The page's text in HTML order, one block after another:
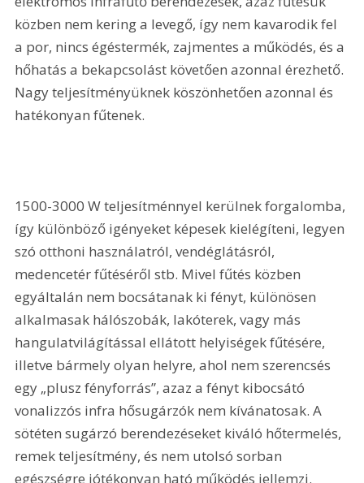
közben nem kering a levegő, így nem kavarodik fel
a por, nincs égéstermék, zajmentes a működés, és a
hőhatás a bekapcsolást követően azonnal érezhető.
Nagy teljesítményüknek köszönhetően azonnal és
hatékonyan fűtenek.
1500-3000 W teljesítménnyel kerülnek forgalomba,
így különböző igényeket képesek kielégíteni, legyen
szó otthoni használatról, vendéglátásról,
medencetér fűtéséről stb. Mivel fűtés közben
egyáltalán nem bocsátanak ki fényt, külö­nösen
alkalmasak hálószobák, lakó­terek, vagy más
hangulatvilágítással ellátott helyiségek fűtésére,
illetve bármely olyan helyre, ahol nem szerencsés
egy „plusz fényforrás”, azaz a fényt kibocsátó
vonalizzós infra hősugárzók nem kívánatosak. A
sötéten sugárzó berendezéseket kiváló hőtermelés,
remek teljesítmény, és nem utolsó sorban
egészségre jótékonyan ható működés jellemzi.